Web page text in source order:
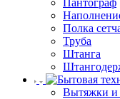
Пантограф
Полка
Труба
Штанга
Вытяжки и